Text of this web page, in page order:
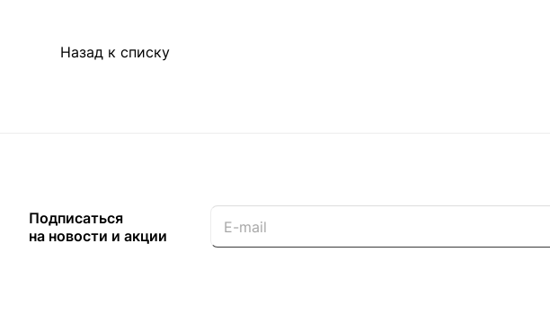
Назад к списку
Подписаться
на новости и акции